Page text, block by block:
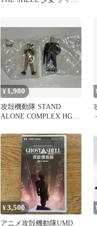
¥ 1,980
攻殻機動隊 STAND
ALONE COMPLEX HG
¥3,500
アニメ攻殻機動隊UMD